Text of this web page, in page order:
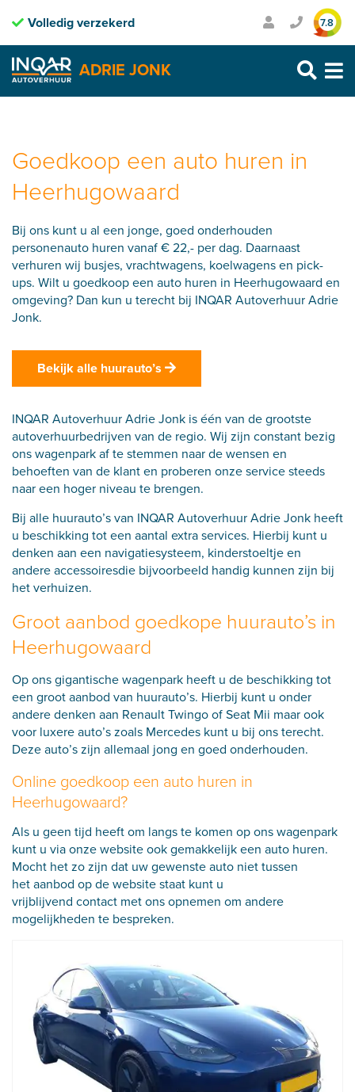
Volledig verzekerd
Inclusief pechhulp
Purmerend: 0299 – 469 999
Heerhugowaard: 072 – 30 33 666
Zaandam: 075 – 65 90 123
7.8
ADRIE JONK
Skip
Goedkoop een auto huren in
Heerhugowaard
Bij ons kunt u al een jonge, goed onderhouden
personenauto huren vanaf € 22,- per dag. Daarnaast
verhuren wij busjes, vrachtwagens, koelwagens en pick-
ups. Wilt u goedkoop een auto huren in Heerhugowaard en
omgeving? Dan kun u terecht bij INQAR Autoverhuur Adrie
Jonk.
Bekijk alle huurauto’s
INQAR Autoverhuur Adrie Jonk is één van de grootste
autoverhuurbedrijven van de regio. Wij zijn constant bezig
ons wagenpark af te stemmen naar de wensen en
behoeften van de klant en proberen onze service steeds
naar een hoger niveau te brengen.
Bij alle huurauto’s van INQAR Autoverhuur Adrie Jonk heeft
u beschikking tot een aantal extra services. Hierbij kunt u
denken aan een navigatiesysteem, kinderstoeltje en
andereaccessoiresdie bijvoorbeeld handig kunnen zijn bij
het verhuizen.
Groot aanbod goedkope huurauto’s in
Heerhugowaard
Op ons gigantische wagenpark heeft u de beschikking tot
een groot aanbod van huurauto’s. Hierbij kunt u onder
andere denken aan Renault Twingo of Seat Mii maar ook
voor luxere auto’s zoals Mercedes kunt u bij ons terecht.
Deze auto’s zijn allemaal jong en goed onderhouden.
Online goedkoop een auto huren in
Heerhugowaard?
Als u geen tijd heeft om langs te komen op ons wagenpark
kunt u via onze website ook gemakkelijk een auto huren.
Mocht het zo zijn dat uw gewenste auto niet tussen
hetaanbod op de websitestaat kunt u
vrijblijvend contact met ons opnemen om andere
mogelijkheden te bespreken.